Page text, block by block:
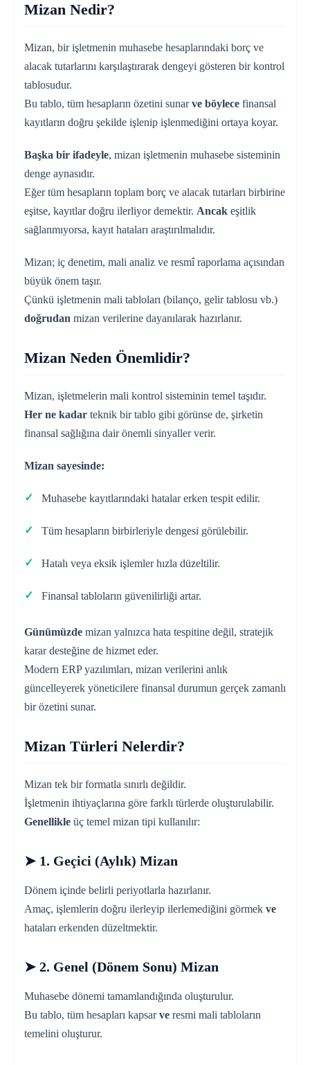
Mizan Nedir?
Mizan, bir işletmenin muhasebe hesaplarındaki borç ve
alacak tutarlarını karşılaştırarak dengeyi gösteren bir kontrol
tablosudur.
Bu tablo, tüm hesapların özetini sunarve böylecefinansal
kayıtların doğru şekilde işlenip işlenmediğini ortaya koyar.
Başka bir ifadeyle, mizan işletmenin muhasebe sisteminin
denge aynasıdır.
Eğer tüm hesapların toplam borç ve alacak tutarları birbirine
eşitse, kayıtlar doğru ilerliyor demektir. Ancakeşitlik
sağlanmıyorsa, kayıt hataları araştırılmalıdır.
Mizan; iç denetim, mali analiz ve resmî raporlama açısından
büyük önem taşır.
Çünkü işletmenin mali tabloları (bilanço, gelir tablosu vb.)
doğrudan mizan verilerine dayanılarak hazırlanır.
Mizan Neden Önemlidir?
Mizan, işletmelerin mali kontrol sisteminin temel taşıdır.
Her ne kadarteknik bir tablo gibi görünse de, şirketin
finansal sağlığına dair önemli sinyaller verir.
Mizan sayesinde:
Muhasebe kayıtlarındaki hatalar erken tespit edilir.
Tüm hesapların birbirleriyle dengesi görülebilir.
Hatalı veya eksik işlemler hızla düzeltilir.
Finansal tabloların güvenilirliği artar.
Günümüzdemizan yalnızca hata tespitine değil, stratejik
karar desteğine de hizmet eder.
Modern ERP yazılımları, mizan verilerini anlık
güncelleyerek yöneticilere finansal durumun gerçek zamanlı
bir özetini sunar.
Mizan Türleri Nelerdir?
Mizan tek bir formatla sınırlı değildir.
İşletmenin ihtiyaçlarına göre farklı türlerde oluşturulabilir.
Genellikleüç temel mizan tipi kullanılır:
➤ 1. Geçici (Aylık) Mizan
Dönem içinde belirli periyotlarla hazırlanır.
Amaç, işlemlerin doğru ilerleyip ilerlemediğini görmek ve
hataları erkenden düzeltmektir.
➤ 2. Genel (Dönem Sonu) Mizan
Muhasebe dönemi tamamlandığında oluşturulur.
Bu tablo, tüm hesapları kapsarveresmi mali tabloların
temelini oluşturur.